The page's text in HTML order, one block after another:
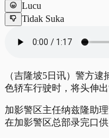
Lucu
Tidak Suka
（吉隆坡5日讯）警方
色轿车行驶时，将头伸出
加影警区主任纳兹隆助
在加影警区总部录完口